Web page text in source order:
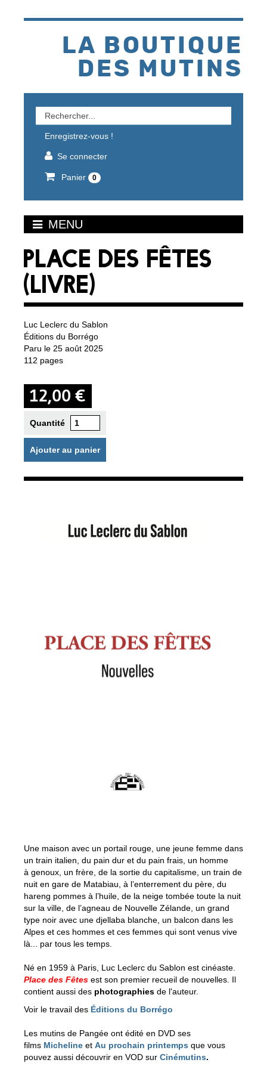
LA BOUTIQUE
DES MUTINS
Rechercher
un
produit
Enregistrez-vous !
Se connecter
Panier 0
MENU
PLACE DES FÊTES
(LIVRE)
Luc Leclerc du Sablon
Éditions du Borrégo
Paru le 25 août 2025
112 pages
12,00 €
Quantité
Ajouter au panier
Une maison avec un portail rouge, une jeune femme dans
un train italien, du pain dur et du pain frais, un homme
à genoux, un frère, de la sortie du capitalisme, un train de
nuit en gare de Matabiau, à l’enterrement du père, du
hareng pommes à l’huile, de la neige tombée toute la nuit
sur la ville, de l’agneau de Nouvelle Zélande, un grand
type noir avec une djellaba blanche, un balcon dans les
Alpes et ces hommes et ces femmes qui sont venus vive
là... par tous les temps.
Né en 1959 à Paris, Luc Leclerc du Sablon est cinéaste.
Place des Fêtes est son premier recueil de nouvelles. Il
contient aussi des photographies de l'auteur.
Voir le travail des Éditions du Borrégo
Les mutins de Pangée ont édité en DVD ses
films Micheline et Au prochain printemps que vous
pouvez aussi découvrir en VOD sur Cinémutins.